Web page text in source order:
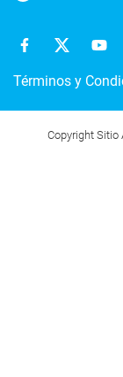
Términos y
Copyright Sitio